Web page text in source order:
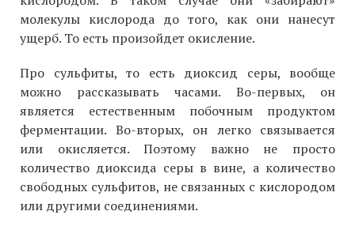
молекулы кислорода до того, как они нанесут
ущерб. То есть произойдет окисление.
Про сульфиты, то есть диоксид серы, вообще
можно рассказывать часами. Во-первых, он
является естественным побочным продуктом
ферментации. Во-вторых, он легко связывается
или окисляется. Поэтому важно не просто
количество диоксида серы в вине, а количество
свободных сульфитов, не связанных с кислородом
или другими соединениями.